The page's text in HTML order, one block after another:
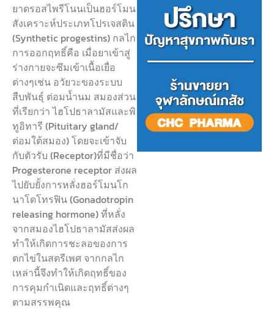
ยาดรอสไพรีโนนเป็นฮอร์โมน
สังเคราะห์ประเภทโปรเจสติน
(Synthetic progestins) กลไก
การออกฤทธิ์คือ เมื่อยาเข้าสู่
ร่างกายจะซึมเข้าเนื้อเยื่อ
ต่างๆเช่น อวัยวะของระบบ
สืบพันธุ์ ต่อมน้ำนม สมองส่วน
ที่เรียกว่า ไฮโปธาลามัสและพิ
ทูอิทารี (Pituitary gland/
ต่อมใต้สมอง) โดยจะเข้าจับ
กับตัวรับ (Receptor)ที่มีชื่อว่า
Progesterone receptor ส่งผล
ไปยับยั้งการหลั่งฮอร์โมนโก
นาโดโทรฟิน (Gonadotropin
releasing hormone) ที่หลั่ง
จากสมองไฮโปธาลามัสส่งผล
ทำให้เกิดการชะลอของการ
ตกไข่ในสตรีเพศ จากกลไก
เหล่านี้จึงทำให้เกิดฤทธิ์ของ
การคุมกำเนิดและฤทธิ์ต่างๆ
ตามสรรพคุณ